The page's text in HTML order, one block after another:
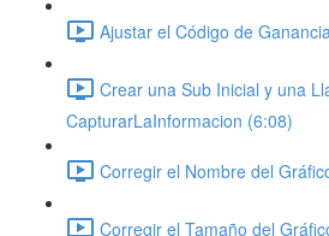
Ajustar el Código de
Crear una Sub Inicial y una
CapturarLaInformacion (6:08)
Corregir el Nombre del
Corregir el Tamaño del